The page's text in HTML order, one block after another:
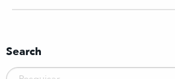
Search